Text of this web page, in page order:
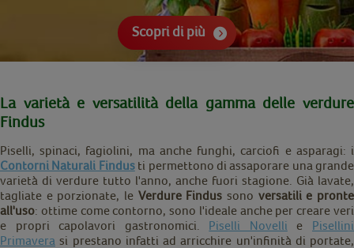
Scopri di più
La varietà e versatilità della gamma delle verdure
Findus
Piselli, spinaci, fagiolini, ma anche funghi, carciofi e asparagi: i
Contorni Naturali Findusti permettono di assaporare una grande
varietà di verdure tutto l'anno, anche fuori stagione. Già lavate,
tagliate e porzionate, le Verdure Findus sono versatili e pronte
all'uso: ottime come contorno, sono l'ideale anche per creare veri
e propri capolavori gastronomici. Piselli Novelli e Pisellini
Primavera si prestano infatti ad arricchire un'infinità di portate,